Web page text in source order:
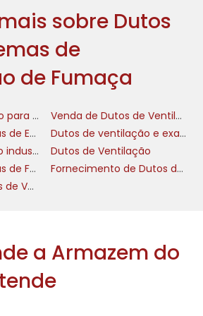
fora do prédio.
são tratados com
especiais que oferecem
contra a corrosão,
dos nossos sistemas é
uma inspeção
que o sistema esteja
para agir em situações de
de materiais de
E
EFICIENTES
sobre Dutos
de
de Fumaça
Dutos de Ventilação para Indústrias
Venda de Dutos de Ventilação para Fumaça
Dutos para Sistemas de Evacuação de Fumaça
Dutos de ventilação e exaustão
Dutos de ventilação industrial
Dutos de Ventilação
Dutos para Sistemas de Fumaça
Fornecimento de Dutos de Ventilação
Instalação de Dutos de Ventilação para Fumaça
a Armazem do